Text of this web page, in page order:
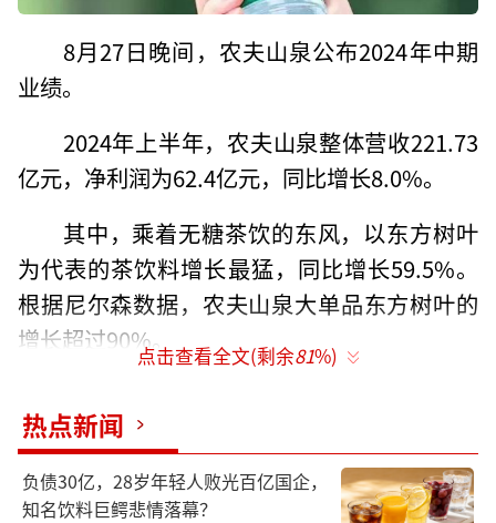
8月27日晚间，农夫山泉公布2024年中期
业绩。
2024年上半年，农夫山泉整体营收221.73
亿元，净利润为62.4亿元，同比增长8.0%。
其中，乘着无糖茶饮的东风，以东方树叶
为代表的茶饮料增长最猛，同比增长59.5%。
根据尼尔森数据，农夫山泉大单品东方树叶的
增长超过90%。点击查看全文(剩余81%)
热点新闻
负债30亿，28岁年轻人败光百亿国企，
知名饮料巨鳄悲情落幕？